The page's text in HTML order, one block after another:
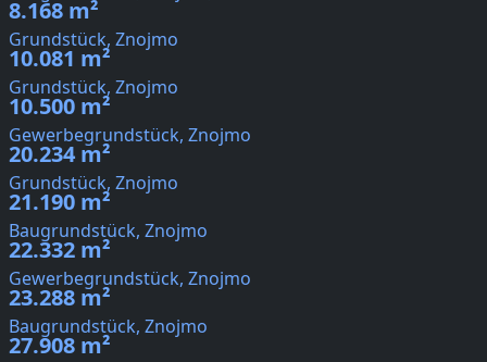
8.168 m²
Grundstück, Znojmo
10.081 m²
Grundstück, Znojmo
10.500 m²
Gewerbegrundstück, Znojmo
20.234 m²
Grundstück, Znojmo
21.190 m²
Baugrundstück, Znojmo
22.332 m²
Gewerbegrundstück, Znojmo
23.288 m²
Baugrundstück, Znojmo
27.908 m²